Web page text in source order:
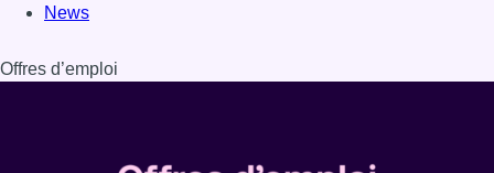
News
Offres d’emploi